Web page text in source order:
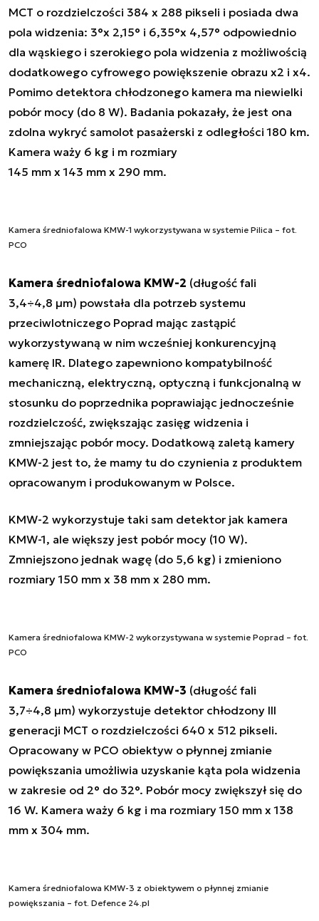
MCT o rozdzielczości 384 x 288 pikseli i posiada dwa
pola widzenia: 3°x 2,15° i 6,35°x 4,57° odpowiednio
dla wąskiego i szerokiego pola widzenia z możliwością
dodatkowego cyfrowego powiększenie obrazu x2 i x4.
Pomimo detektora chłodzonego kamera ma niewielki
pobór mocy (do 8 W). Badania pokazały, że jest ona
zdolna wykryć samolot pasażerski z odległości 180 km.
Kamera waży 6 kg i m rozmiary
145 mm x 143 mm x 290 mm.
Kamera średniofalowa KMW-1 wykorzystywana w systemie Pilica – fot.
PCO
Kamera średniofalowa KMW-2 (długość fali
3,4÷4,8 µm) powstała dla potrzeb systemu
przeciwlotniczego Poprad mając zastąpić
wykorzystywaną w nim wcześniej konkurencyjną
kamerę IR. Dlatego zapewniono kompatybilność
mechaniczną, elektryczną, optyczną i funkcjonalną w
stosunku do poprzednika poprawiając jednocześnie
rozdzielczość, zwiększając zasięg widzenia i
zmniejszając pobór mocy. Dodatkową zaletą kamery
KMW-2 jest to, że mamy tu do czynienia z produktem
opracowanym i produkowanym w Polsce.
KMW-2 wykorzystuje taki sam detektor jak kamera
KMW-1, ale większy jest pobór mocy (10 W).
Zmniejszono jednak wagę (do 5,6 kg) i zmieniono
rozmiary 150 mm x 38 mm x 280 mm.
Kamera średniofalowa KMW-2 wykorzystywana w systemie Poprad – fot.
PCO
Kamera średniofalowa KMW-3 (długość fali
3,7÷4,8 µm) wykorzystuje detektor chłodzony III
generacji MCT o rozdzielczości 640 x 512 pikseli.
Opracowany w PCO obiektyw o płynnej zmianie
powiększania umożliwia uzyskanie kąta pola widzenia
w zakresie od 2° do 32°. Pobór mocy zwiększył się do
16 W. Kamera waży 6 kg i ma rozmiary 150 mm x 138
mm x 304 mm.
Kamera średniofalowa KMW-3 z obiektywem o płynnej zmianie
powiększania – fot. Defence 24.pl